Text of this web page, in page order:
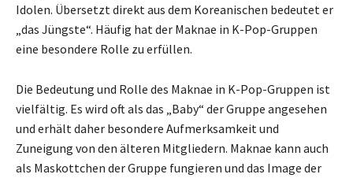
Idolen. Übersetzt direkt aus dem Koreanischen bedeutet er
„das Jüngste“. Häufig hat der Maknae in K-Pop-Gruppen
eine besondere Rolle zu erfüllen.
Die Bedeutung und Rolle des Maknae in K-Pop-Gruppen ist
vielfältig. Es wird oft als das „Baby“ der Gruppe angesehen
und erhält daher besondere Aufmerksamkeit und
Zuneigung von den älteren Mitgliedern. Maknae kann auch
als Maskottchen der Gruppe fungieren und das Image der